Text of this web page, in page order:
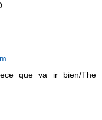
que va ir bien/The